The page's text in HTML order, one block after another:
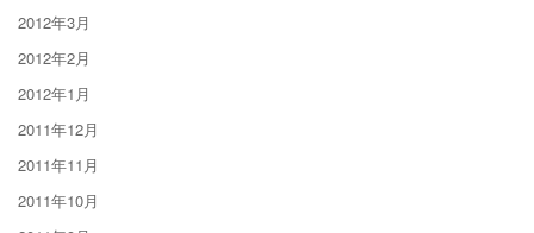
2012年3月
2012年2月
2012年1月
2011年12月
2011年11月
2011年10月